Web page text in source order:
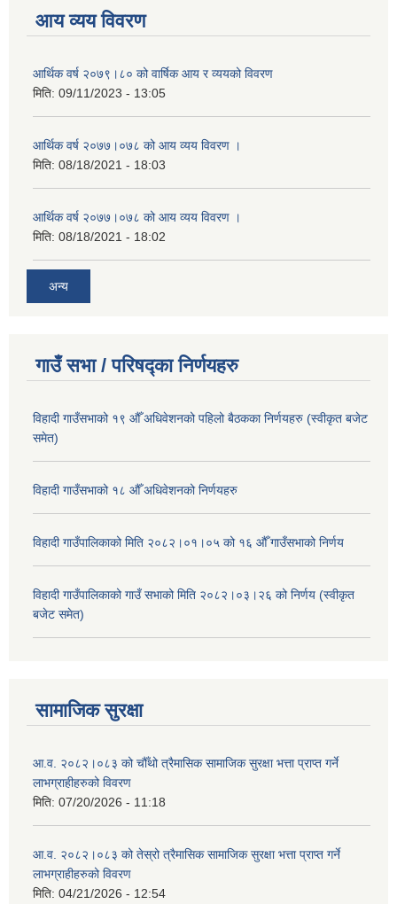
आय व्यय विवरण
आर्थिक वर्ष २०७९।८० को वार्षिक आय र व्ययको विवरण
मिति: 09/11/2023 - 13:05
आर्थिक वर्ष २०७७।०७८ को आय व्यय विवरण ।
मिति: 08/18/2021 - 18:03
आर्थिक वर्ष २०७७।०७८ को आय व्यय विवरण ।
मिति: 08/18/2021 - 18:02
अन्य
गाउँ सभा / परिषद्का निर्णयहरु
विहादी गाउँसभाको १९ औँ अधिवेशनको पहिलो बैठकका निर्णयहरु (स्वीकृत बजेट
समेत)
विहादी गाउँसभाको १८ औँ अधिवेशनको निर्णयहरु
विहादी गाउँपालिकाको मिति २०८२।०१।०५ को १६ औँ गाउँसभाको निर्णय
विहादी गाउँपालिकाको गाउँ सभाको मिति २०८२।०३।२६ को निर्णय (स्वीकृत
बजेट समेत)
सामाजिक सुरक्षा
आ.व. २०८२।०८३ को चौँथो त्रैमासिक सामाजिक सुरक्षा भत्ता प्राप्त गर्ने
लाभग्राहीहरुको विवरण
मिति: 07/20/2026 - 11:18
आ.व. २०८२।०८३ को तेस्रो त्रैमासिक सामाजिक सुरक्षा भत्ता प्राप्त गर्ने
लाभग्राहीहरुको विवरण
मिति: 04/21/2026 - 12:54